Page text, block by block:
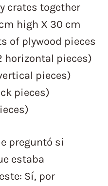
crates together
high X 30 cm
of plywood pieces
horizontal pieces)
pieces)
pieces)
preguntó si
estaba
Sí, por